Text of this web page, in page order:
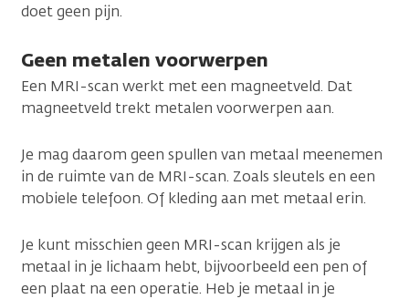
doet geen pijn.
Geen metalen voorwerpen
Een MRI-scan werkt met een magneetveld. Dat
magneetveld trekt metalen voorwerpen aan.
Je mag daarom geen spullen van metaal meenemen
in de ruimte van de MRI-scan. Zoals sleutels en een
mobiele telefoon. Of kleding aan met metaal erin.
Je kunt misschien geen MRI-scan krijgen als je
metaal in je lichaam hebt, bijvoorbeeld een pen of
een plaat na een operatie. Heb je metaal in je